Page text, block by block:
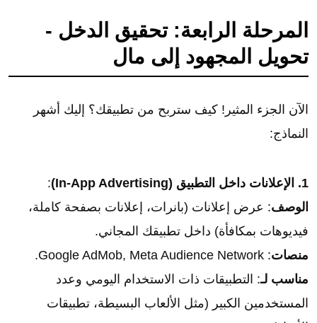
المرحلة الرابعة: تحقيق الدخل -
تحويل المجهود إلى مال
الآن الجزء المثير! كيف ستربح من تطبيقك؟ إليك أشهر
النماذج:
1. الإعلانات داخل التطبيق (In-App Advertising)
:
الوصف: عرض إعلانات (بانرات، إعلانات بصفحة كاملة،
فيديوهات بمكافأة) داخل تطبيقك المجاني.
منصات: Google AdMob, Meta Audience Network.
مناسب لـ: التطبيقات ذات الاستخدام اليومي وعدد
المستخدمين الكبير (مثل الألعاب البسيطة، تطبيقات